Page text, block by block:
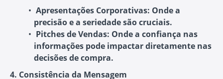
Apresentações Corporativas: Onde a
precisão e a seriedade são cruciais.
Pitches de Vendas: Onde a confiança nas
informações pode impactar diretamente nas
decisões de compra.
4. Consistência da Mensagem